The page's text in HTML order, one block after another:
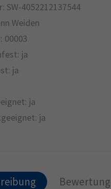
SW-4052212137544
Weiden
00003
ja
ja
ja
ja